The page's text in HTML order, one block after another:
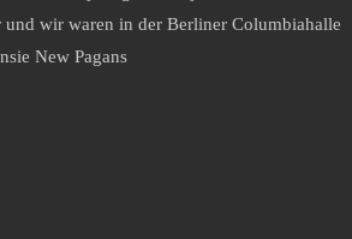
und wir waren in der Berliner Columbiahalle
New Pagans